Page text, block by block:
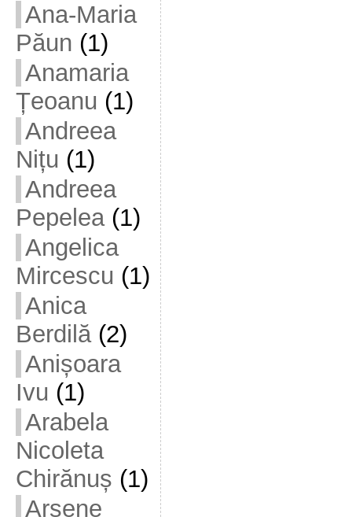
Ana-Maria
Păun (1)
Anamaria
Țeoanu (1)
Andreea
Nițu (1)
Andreea
Pepelea(1)
Angelica
Mircescu (1)
Anica
Berdilă(2)
Anișoara
Ivu (1)
Arabela
Nicoleta
Chirănuș (1)
Arsene